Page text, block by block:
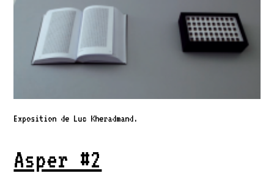
Exposition de Luc Kheradmand.
Asper #2